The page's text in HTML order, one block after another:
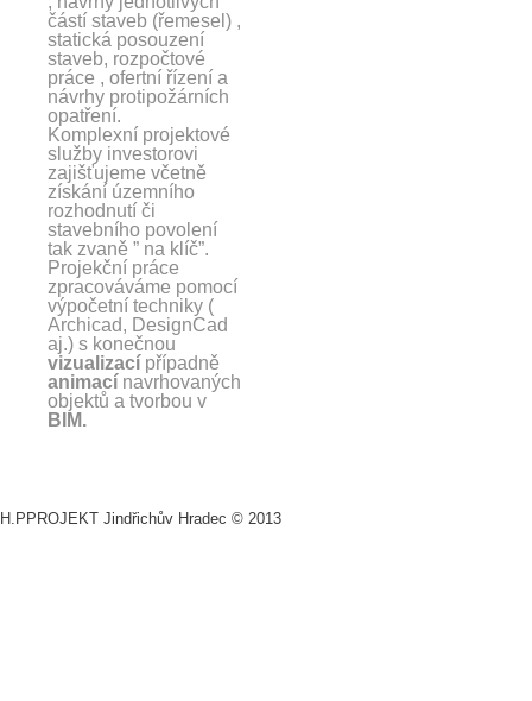
částí staveb (řemesel) ,
statická posouzení
staveb, rozpočtové
práce , ofertní řízení a
návrhy protipožárních
opatření.
Komplexní projektové
služby investorovi
zajišťujeme včetně
získání územního
rozhodnutí či
stavebního povolení
tak zvaně ” na klíč”.
Projekční práce
zpracováváme pomocí
výpočetní techniky (
Archicad, DesignCad
aj.) s konečnou
vizualizací případně
animací navrhovaných
objektů a tvorbou v
BIM.
H.PPROJEKT Jindřichův Hradec © 2013